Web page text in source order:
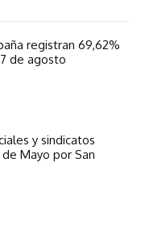
registran 69,62%
de agosto
y sindicatos
Mayo por San